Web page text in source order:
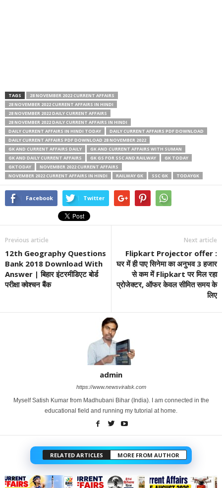
TAGS
28 NOVEMBER 2022 CURRENT AFFAIRS
28 NOVEMBER 2022 CURRENT AFFAIRS IN HINDI
28 NOVEMBER 2022 DAILY CURRENT AFFAIRS
28 NOVEMBER 2022 DAILY CURRENT AFFAIRS IN HINDI
DAILY CURRENT AFFAIRS IN HINDI TODAY
DAILY CURRENT AFFAIRS PDF DOWNLOAD
DAILY CURRENT AFFAIRS PDF DOWNLOAD 28 NOVEMBER 2022
GK AND CURRENT AFFAIRS DAILY
GK AND CURRENT AFFAIRS WITH SUMAN
GK AND DAILY CURRENT AFFAIRS
GK GS FOR SSC AND RAILWAY
GK TODAY
GKTODAY
NOVEMBER 2022 CURRENT AFFAIRS
NOVEMBER 2022 CURRENT AFFAIRS IN HINDI
RAILWAY GK SSC GK TODAYGK
Facebook Twitter
Previous article
12th Geography Questions
Bank 2018 Download With
Answer | बिहार इंटरमीडिएट बोर्ड
परीक्षा क्वेश्चन बैंक
Next article
Flipkart Projector offer :
घर में ही पाए सिनेमा का अनुभव 3 हजार
से कम में Flipkart पर मिल रहा
प्रोजेक्टर, ऑफर केवल सीमित समय के
लिए
admin
https://www.newsviralsk.com
Myself Satish Kumar from Madhubani Bihar (India). I am connected in the
educational field and running my tutorial at home.
RELATED ARTICLES MORE FROM AUTHOR